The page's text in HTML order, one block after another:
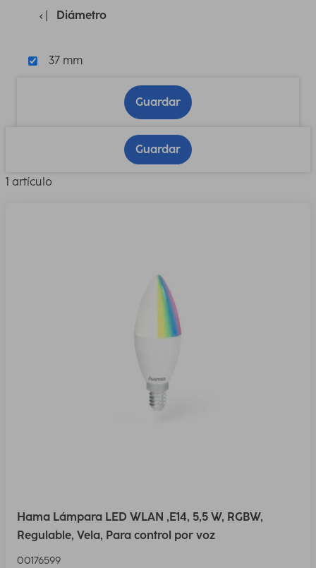
Diámetro
37 mm
Guardar
Guardar
1 artículo
Hama Lámpara LED WLAN ,E14, 5,5 W, RGBW,
Regulable, Vela, Para control por voz
00176599